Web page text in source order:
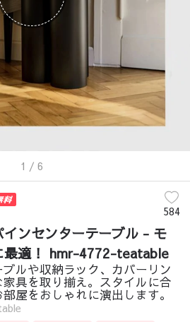
1 / 6
584
ンセンターテーブル - モ
最適！ hmr-4772-teatable
ルや収納ラック、カバーリン
具を取り揃え。スタイルに合
屋をおしゃれに演出します。